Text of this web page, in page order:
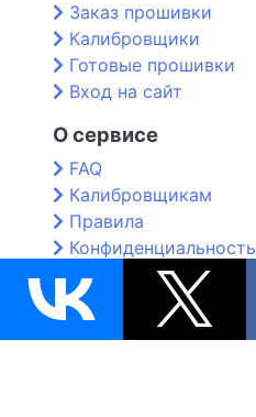
Заказ прошивки
Калибровщики
Готовые прошивки
Вход на сайт
О сервисе
FAQ
Калибровщикам
Правила
Конфиденциальность
Контакты